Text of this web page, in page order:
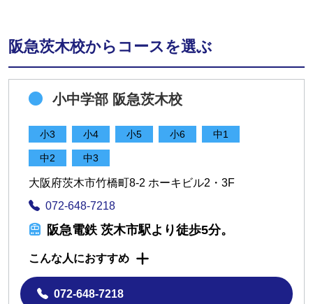
阪急茨木校からコースを選ぶ
小中学部 阪急茨木校
小3 小4 小5 小6 中1
中2 中3
大阪府茨木市竹橋町8-2 ホーキビル2・3F
072-648-7218
阪急電鉄 茨木市駅より徒歩5分。
こんな人におすすめ
072-648-7218